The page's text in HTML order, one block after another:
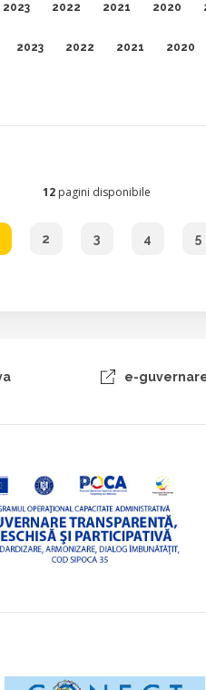
2023 2022 2021 2020
2023 2022 2021 2020
12 pagini disponibile
2 3 4 5
e-